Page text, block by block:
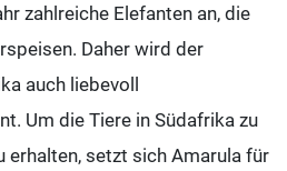
zahlreiche Elefanten an, die
Daher wird der
auch liebevoll
Um die Tiere in Südafrika zu
erhalten, setzt sich Amarula für